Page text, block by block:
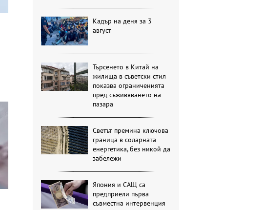
Кадър на деня за 3
август
Търсенето в Китай на
жилища в съветски стил
показва ограниченията
пред съживяването на
пазара
Светът премина ключова
граница в соларната
енергетика, без никой да
забележи
Япония и САЩ са
предприели първа
съвместна интервенция